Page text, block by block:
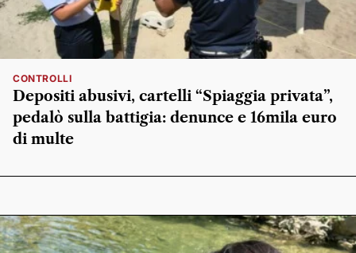
CONTROLLI
Depositi abusivi, cartelli “Spiaggia privata”,
pedalò sulla battigia: denunce e 16mila euro
di multe